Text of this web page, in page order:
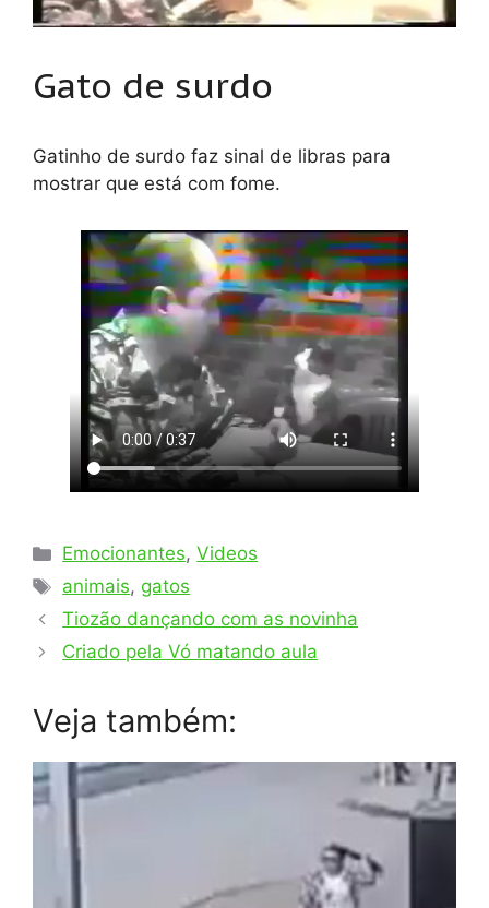
Gato de surdo
Gatinho de surdo faz sinal de libras para
mostrar que está com fome.
Categorias
Emocionantes,Videos
Tags
animais, gatos
Tiozão dançando com as novinha
Criado pela Vó matando aula
Veja também: